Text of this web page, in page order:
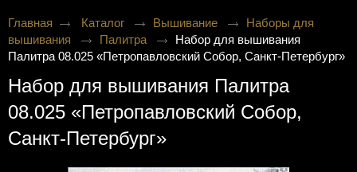
Главная Каталог Вышивание
Наборы для
вышивания
Палитра
Набор для вышивания
Палитра 08.025 «Петропавловский Собор, Санкт-Петербург»
Набор для вышивания Палитра
08.025 «Петропавловский Собор,
Санкт-Петербург»